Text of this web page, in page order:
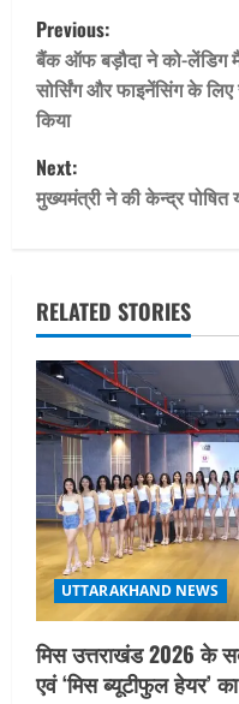
P
o
s
t
n
v
i
g
a
t
i
o
n
Previous:
बैंक ऑफ बड़ौदा ने को-लेंडिग
सोर्सिंग और फाइनेंसिंग के
किया
Next:
मुख्यमंत्री ने की केन्द्र पोषित
RELATED STORIES
UTTARAKHAND NEWS
मिस उत्तराखंड 2026 के
एवं ‘मिस ब्यूटीफुल हेयर’